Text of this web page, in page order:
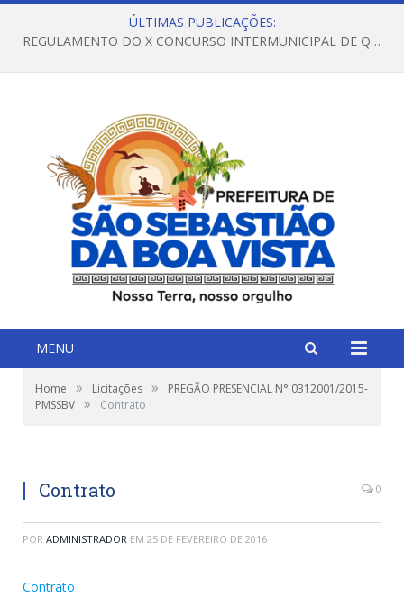
ÚLTIMAS PUBLICAÇÕES:
REGULAMENTO DO X CONCURSO INTERMUNICIPAL DE QUADRILHAS JUNINAS – 2026 – ARRAIÁ DA VENEZA
MENU
Home » Licitações »
PREGÃO PRESENCIAL N° 0312001/2015-
PMSSBV » Contrato
Contrato 0
POR ADMINISTRADOR EM 25 DE FEVEREIRO DE 2016
Contrato